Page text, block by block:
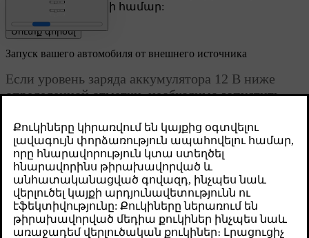
կոնկրետ մեքենայի համար:
Մուտք գործել
Թարմացված 30.03.2026
Запуск вашего автомобиля от внешнего источника
Если уровень заряда аккумулятора 12 В ниже
определенной отметки, необходимо запустить
началом работы прочтите всю информацию и
внимательно выполняйте каждый шаг.